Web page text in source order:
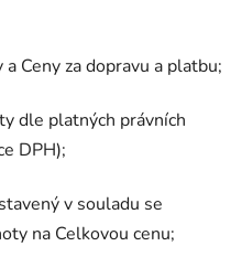
Ceny za dopravu a platbu;
dle platných právních
DPH);
v souladu se
na Celkovou cenu;